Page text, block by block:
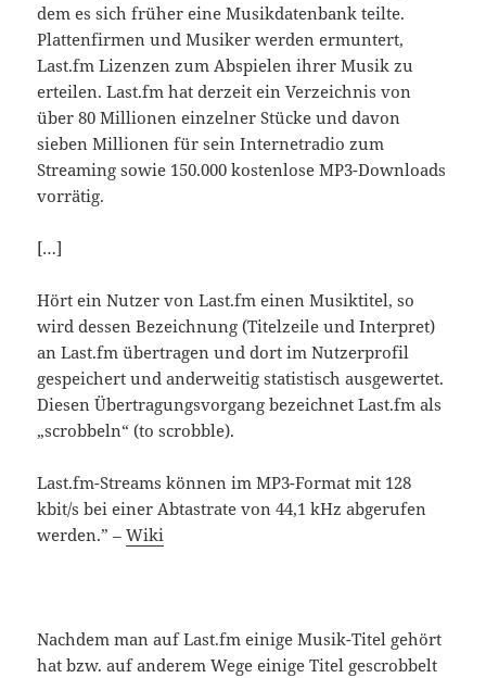
dem es sich früher eine Musikdatenbank teilte.
Plattenfirmen und Musiker werden ermuntert,
Last.fm Lizenzen zum Abspielen ihrer Musik zu
erteilen. Last.fm hat derzeit ein Verzeichnis von
über 80 Millionen einzelner Stücke und davon
sieben Millionen für sein Internetradio zum
Streaming sowie 150.000 kostenlose MP3-Downloads
vorrätig.
[…]
Hört ein Nutzer von Last.fm einen Musiktitel, so
wird dessen Bezeichnung (Titelzeile und Interpret)
an Last.fm übertragen und dort im Nutzerprofil
gespeichert und anderweitig statistisch ausgewertet.
Diesen Übertragungsvorgang bezeichnet Last.fm als
„scrobbeln“ (to scrobble).
Last.fm-Streams können im MP3-Format mit 128
kbit/s bei einer Abtastrate von 44,1 kHz abgerufen
werden.” –Wiki
Nachdem man auf Last.fm einige Musik-Titel gehört
hat bzw. auf anderem Wege einige Titel gescrobbelt